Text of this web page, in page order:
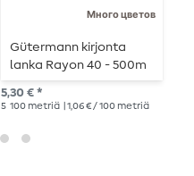
Много цветов
Gütermann kirjonta
lanka Rayon 40 - 500m
5,30 € *
5 100 metriä | 1,06 € / 100 metriä